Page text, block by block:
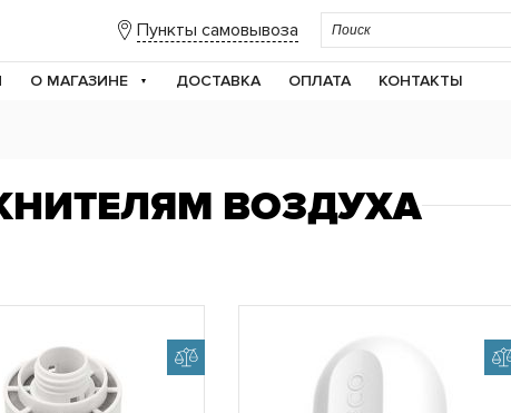
Пункты самовывоза
О МАГАЗИНЕ ДОСТАВКА ОПЛАТА КОНТАКТЫ
ВОЗДУХА